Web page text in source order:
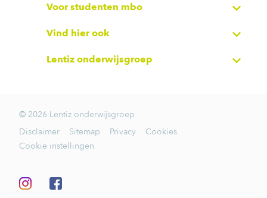
Voor studenten mbo
Vind hier ook
Lentiz onderwijsgroep
© 2026 Lentiz onderwijsgroep
Disclaimer
Sitemap Privacy
Cookies
Cookie instellingen